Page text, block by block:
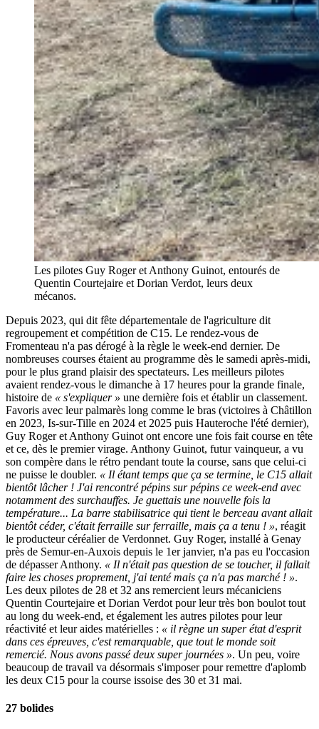
Les pilotes Guy Roger et Anthony Guinot, entourés de
Quentin Courtejaire et Dorian Verdot, leurs deux
mécanos.
Depuis 2023, qui dit fête départementale de l'agriculture dit
regroupement et compétition de C15. Le rendez-vous de
Fromenteau n'a pas dérogé à la règle le week-end dernier. De
nombreuses courses étaient au programme dès le samedi après-midi,
pour le plus grand plaisir des spectateurs. Les meilleurs pilotes
avaient rendez-vous le dimanche à 17 heures pour la grande finale,
histoire de « s'expliquer » une dernière fois et établir un classement.
Favoris avec leur palmarès long comme le bras (victoires à Châtillon
en 2023, Is-sur-Tille en 2024 et 2025 puis Hauteroche l'été dernier),
Guy Roger et Anthony Guinot ont encore une fois fait course en tête
et ce, dès le premier virage. Anthony Guinot, futur vainqueur, a vu
son compère dans le rétro pendant toute la course, sans que celui-ci
ne puisse le doubler. « Il étant temps que ça se termine, le C15 allait
bientôt lâcher ! J'ai rencontré pépins sur pépins ce week-end avec
notamment des surchauffes. Je guettais une nouvelle fois la
température... La barre stabilisatrice qui tient le berceau avant allait
bientôt céder, c'était ferraille sur ferraille, mais ça a tenu ! », réagit
le producteur céréalier de Verdonnet. Guy Roger, installé à Genay
près de Semur-en-Auxois depuis le 1er janvier, n'a pas eu l'occasion
de dépasser Anthony. « Il n'était pas question de se toucher, il fallait
faire les choses proprement, j'ai tenté mais ça n'a pas marché ! ».
Les deux pilotes de 28 et 32 ans remercient leurs mécaniciens
Quentin Courtejaire et Dorian Verdot pour leur très bon boulot tout
au long du week-end, et également les autres pilotes pour leur
réactivité et leur aides matérielles : « il règne un super état d'esprit
dans ces épreuves, c'est remarquable, que tout le monde soit
remercié. Nous avons passé deux super journées ». Un peu, voire
beaucoup de travail va désormais s'imposer pour remettre d'aplomb
les deux C15 pour la course issoise des 30 et 31 mai.
27 bolides